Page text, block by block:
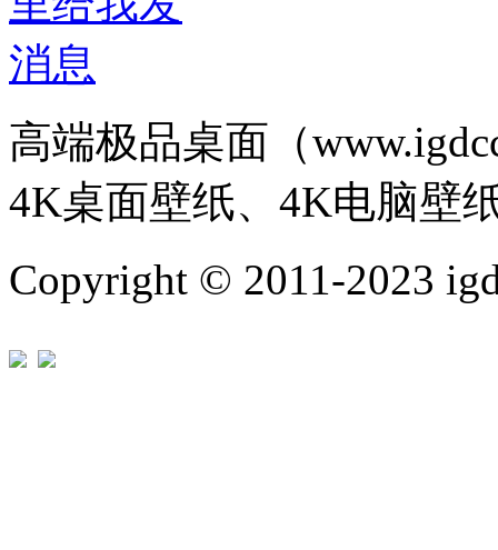
高端极品桌面（
4K桌面壁纸、4K电脑壁
Copyright © 2011-2023